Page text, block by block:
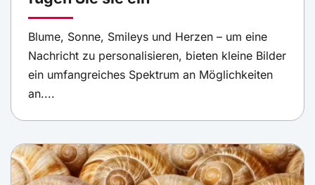
Blume, Sonne, Smileys und Herzen – um eine
Nachricht zu personalisieren, bieten kleine Bilder
ein umfangreiches Spektrum an Möglichkeiten
an....